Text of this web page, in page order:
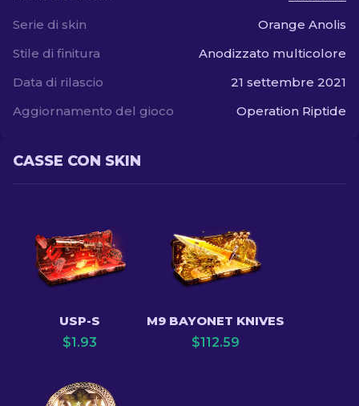
Serie di skin
Orange Anolis
Stile di finitura
Anodizzato multicolore
Data di rilascio
21 settembre 2021
Aggiornamento del gioco
Operation Riptide
CASSE CON SKIN
USP-S
$1.93
M9 BAYONET KNIVES
$112.59